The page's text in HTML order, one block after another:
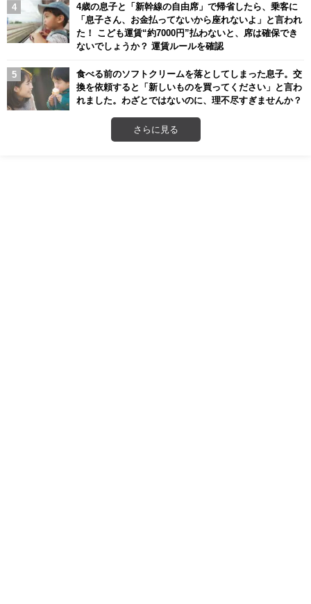
4歳の息子と「新幹線の自由席」で帰省したら、乗客に
「息子さん、お金払ってないから座れないよ」と言われ
た！ こども運賃“約7000円”払わないと、席は確保でき
ないでしょうか？ 運賃ルールを確認
食べる前のソフトクリームを落としてしまった息子。交
換を依頼すると「新しいものを買ってください」と言わ
れました。わざとではないのに、理不尽すぎませんか？
さらに見る